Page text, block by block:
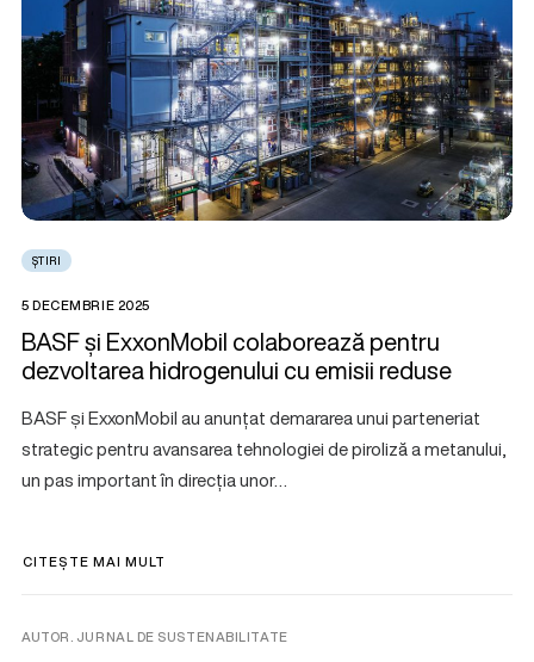
ȘTIRI
5 DECEMBRIE 2025
BASF și ExxonMobil colaborează pentru
dezvoltarea hidrogenului cu emisii reduse
BASF și ExxonMobil au anunțat demararea unui parteneriat
strategic pentru avansarea tehnologiei de piroliză a metanului,
un pas important în direcția unor…
CITEȘTE MAI MULT
AUTOR. JURNAL DE SUSTENABILITATE